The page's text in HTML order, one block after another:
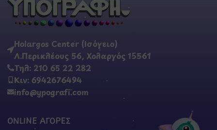
Holargos Center (Ισόγειο)
Λ.Περικλέους 56, Χολαργός 15561
Τηλ: 210 65 22 282
Κιν: 6942676494
info@ypografi.com
ONLINE ΑΓΟΡΕΣ